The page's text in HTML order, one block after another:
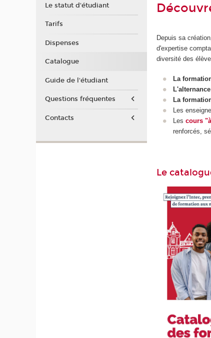
Depuis sa
d'expertise
diversité des
La
L'alternance
La
Les
Les cours
renforcés,
Le
Le statut d'étudiant
Tarifs
Dispenses
Catalogue
Guide de l'étudiant
Questions fréquentes
Contacts